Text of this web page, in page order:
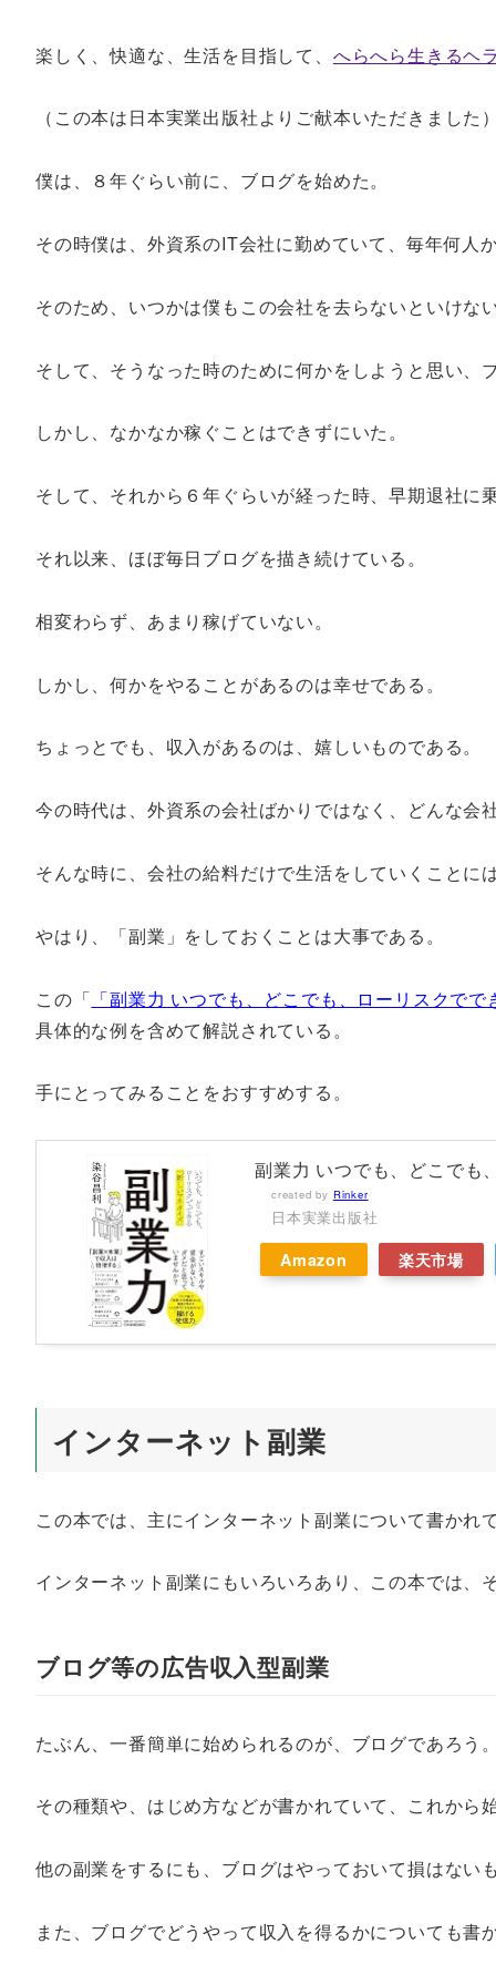
楽しく、快適な、生活を目指して、 へらへら生きるヘ
（この本は日本実業出版社よりご献本いただきました
僕は、８年ぐらい前に、ブログを始めた。
その時僕は、外資系のIT会社に勤めていて、毎年何人
そのため、いつかは僕もこの会社を去らないといけな
そして、そうなった時のために何かをしようと思い
しかし、なかなか稼ぐことはできずにいた。
そして、それから６年ぐらいが経った時、早期退社に
それ以来、ほぼ毎日ブログを描き続けている。
相変わらず、あまり稼げていない。
しかし、何かをやることがあるのは幸せである。
ちょっとでも、収入があるのは、嬉しいものである。
今の時代は、外資系の会社ばかりではなく、どんな会
そんな時に、会社の給料だけで生活をしていくことに
やはり、「副業」をしておくことは大事である。
この「 「副業力 いつでも、どこでも、ローリスクで
具体的な例を含めて解説されている。
手にとってみることをおすすめする。
副業力 いつでも、どこでも
created by Rinker
日本実業出版社
Amazon 楽天市場
インターネット副業
この本では、主にインターネット副業について書かれ
インターネット副業にもいろいろあり、この本では、
ブログ等の広告収入型副業
たぶん、一番簡単に始められるのが、ブログであろう
その種類や、はじめ方などが書かれていて、これから
他の副業をするにも、ブログはやっておいて損はな
また、ブログでどうやって収入を得るかについても書